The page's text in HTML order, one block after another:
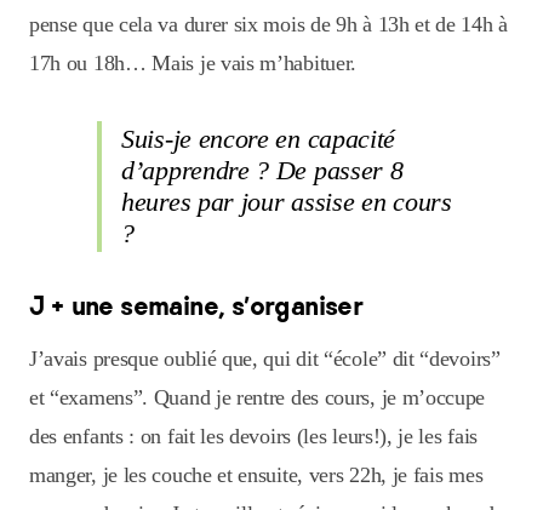
pense que cela va durer six mois de 9h à 13h et de 14h à
17h ou 18h… Mais je vais m’habituer.
Suis-je encore en capacité
d’apprendre ? De passer 8
heures par jour assise en cours
?
J + une semaine, s’organiser
J’avais presque oublié que, qui dit “école” dit “devoirs”
et “examens”. Quand je rentre des cours, je m’occupe
des enfants : on fait les devoirs (les leurs!), je les fais
manger, je les couche et ensuite, vers 22h, je fais mes